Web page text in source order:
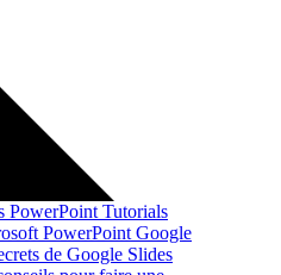
PowerPoint Tutorials
PowerPoint Google
de Google Slides